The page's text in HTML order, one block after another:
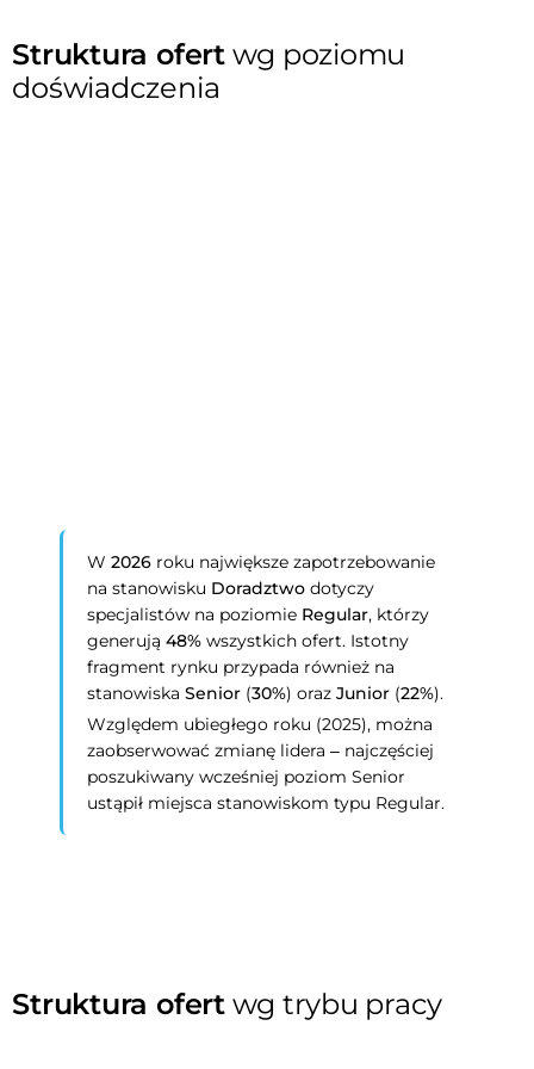
Struktura ofertwg poziomu
doświadczenia
W2026 roku największe zapotrzebowanie
na stanowisku Doradztwo dotyczy
specjalistów na poziomie Regular, którzy
generują48% wszystkich ofert. Istotny
fragment rynku przypada również na
stanowiskaSenior (30%) orazJunior (22%).
Względem ubiegłego roku (2025), można
zaobserwować zmianę lidera – najczęściej
poszukiwany wcześniej poziom Senior
ustąpił miejsca stanowiskom typu Regular.
Struktura ofertwg trybu pracy